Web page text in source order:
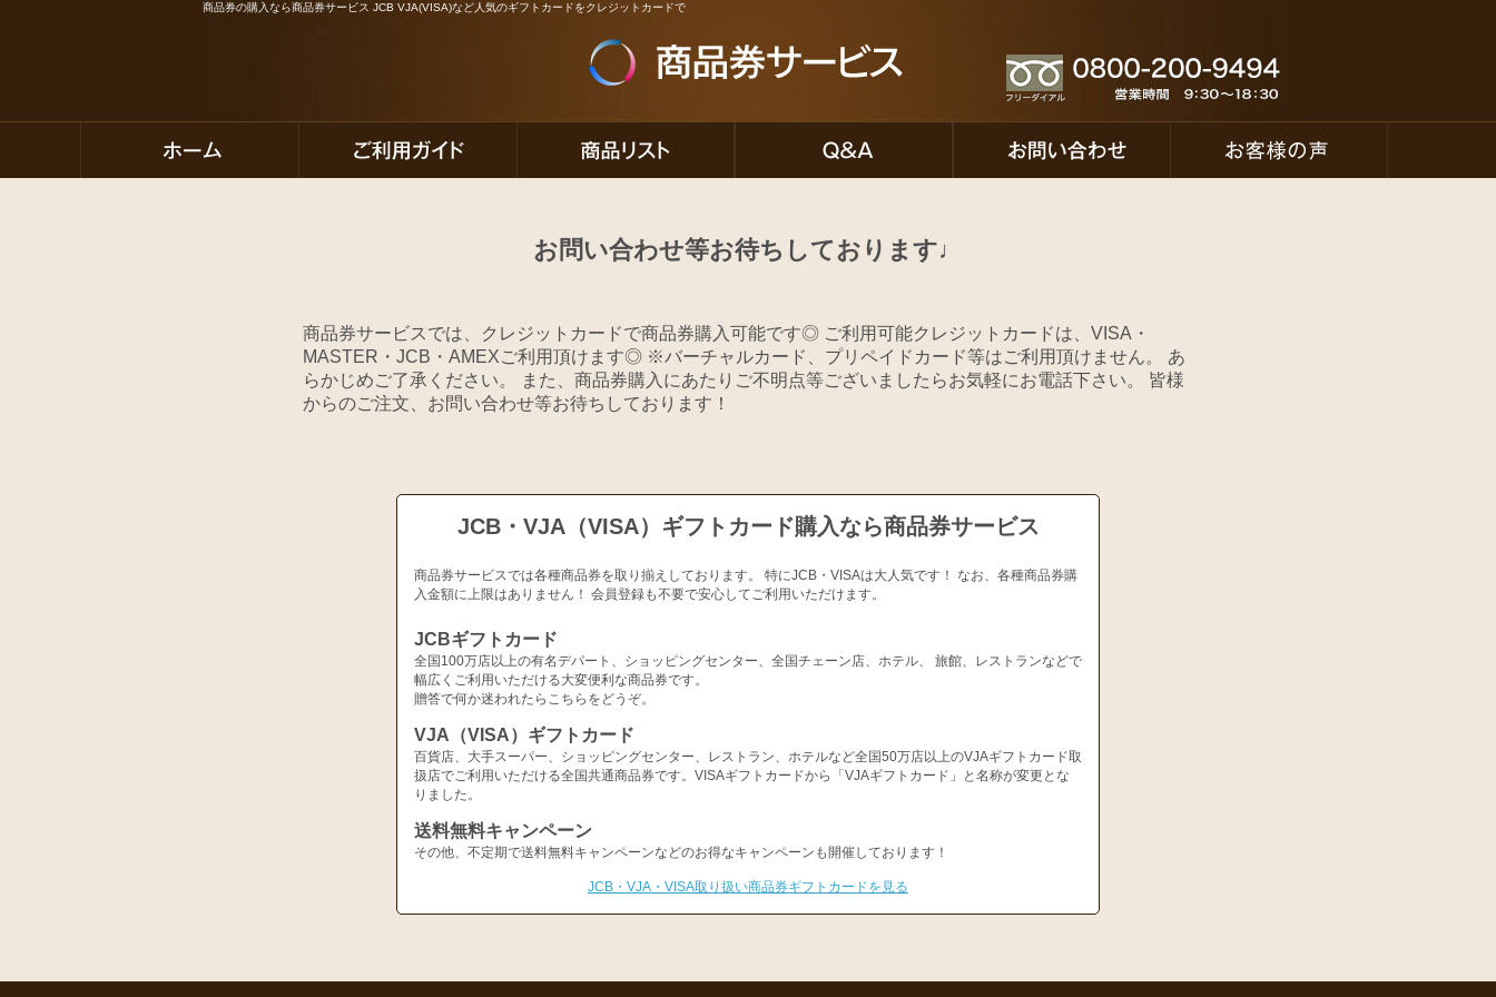
商品券の購入なら商品券サービス JCB VJA(VISA)など人気のギフトカードをクレジットカードで
お問い合わせ等お待ちしております♩
商品券サービスでは、クレジットカードで商品券購入可能です◎ ご利用可能クレジットカードは、VISA・
MASTER・JCB・AMEXご利用頂けます◎ ※バーチャルカード、プリペイドカード等はご利用頂けません。 あ
らかじめご了承ください。 また、商品券購入にあたりご不明点等ございましたらお気軽にお電話下さい。 皆様
からのご注文、お問い合わせ等お待ちしております！
JCB・VJA（VISA）ギフトカード購入なら商品券サービス
商品券サービスでは各種商品券を取り揃えしております。 特にJCB・VISAは大人気です！ なお、各種商品券購
入金額に上限はありません！ 会員登録も不要で安心してご利用いただけます。
JCBギフトカード
全国100万店以上の有名デパート、ショッピングセンター、全国チェーン店、ホテル、 旅館、レストランなどで
幅広くご利用いただける大変便利な商品券です。
贈答で何か迷われたらこちらをどうぞ。
VJA（VISA）ギフトカード
百貨店、大手スーパー、ショッピングセンター、レストラン、ホテルなど全国50万店以上のVJAギフトカード取
扱店でご利用いただける全国共通商品券です。VISAギフトカードから「VJAギフトカード」と名称が変更とな
りました。
送料無料キャンペーン
その他、不定期で送料無料キャンペーンなどのお得なキャンペーンも開催しております！
JCB・VJA・VISA取り扱い商品券ギフトカードを見る